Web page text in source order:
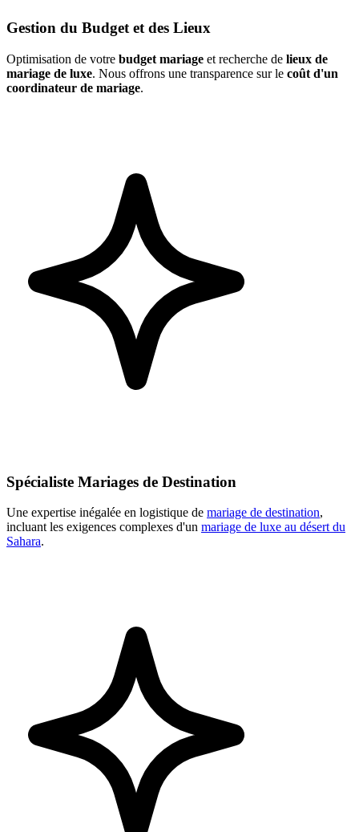
Gestion du Budget et des Lieux
Optimisation de votre budget mariage et recherche de lieux de
mariage de luxe. Nous offrons une transparence sur le coût d'un
coordinateur de mariage.
Spécialiste Mariages de Destination
Une expertise inégalée en logistique de mariage de destination,
incluant les exigences complexes d'un mariage de luxe au désert du
Sahara.